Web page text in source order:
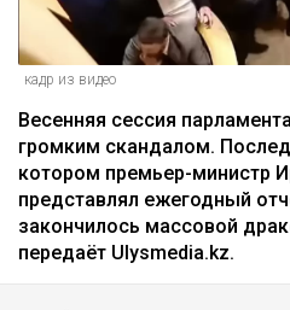
кадр из видео
Весенняя сессия
громким скандалом.
котором премьер-министр
представлял ежегодный
закончилось массовой
передаёт Ulysmedia.kz.